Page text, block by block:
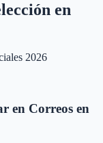
en
2026
en Correos en